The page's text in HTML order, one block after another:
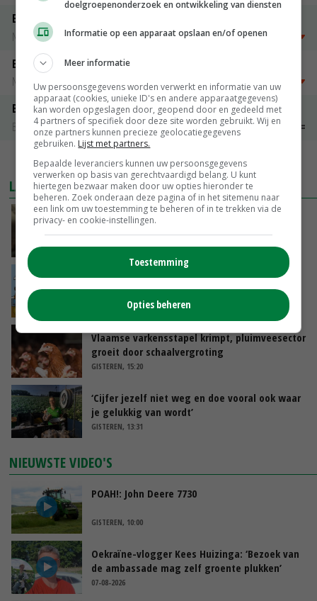
Emmeloord Tarwe
Noteringen
€ 205,00~ € 208,00
Emmeloord Schaaltjespeen
Noteringen
€ 5,00~ € 20,00
Bintje A 28/35
Bintje Info
€ 48,00~ € 52,00
MEER MARKTPRIJZEN
LAATSTE NIEUWS
‘Samenwerking A-ware en Amalthea gaat
GISTEREN, 16:01
Internationale vraag naar geitenzuivel blijft
groot: Nederland in Europese top
GISTEREN, 15:33
Vlaamse varkensstapel krimpt, pluimveesector
groeit door schaalvergroting
GISTEREN, 15:20
‘Cijfer jezelf niet weg en doe vooral ook waar
je gelukkig van wordt’
GISTEREN, 13:31
NIEUWSTE VIDEO'S
POAH!: John Deere 7730
GISTEREN, 10:00
Oekraïne-vlogger Kees Huizinga: ‘Bezoek van
de ambassade mag zelf groente plukken’
07-08-2026
doelgroepenonderzoek en ontwikkeling van diensten
Informatie op een apparaat opslaan en/of openen
Meer informatie
Uw persoonsgegevens worden verwerkt en informatie van uw
apparaat (cookies, unieke ID's en andere apparaatgegevens)
kan worden opgeslagen door, geopend door en gedeeld met
4 partners of specifiek door deze site worden gebruikt. Wij en
onze partners kunnen precieze geolocatiegegevens
gebruiken. Lijst met partners.
Bepaalde leveranciers kunnen uw persoonsgegevens
verwerken op basis van gerechtvaardigd belang. U kunt
hiertegen bezwaar maken door uw opties hieronder te
beheren. Zoek onderaan deze pagina of in het sitemenu naar
een link om uw toestemming te beheren of in te trekken via de
privacy- en cookie-instellingen.
Toestemming
Opties beheren